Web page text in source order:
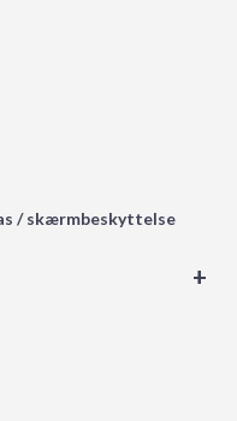
/ skærmbeskyttelse
+